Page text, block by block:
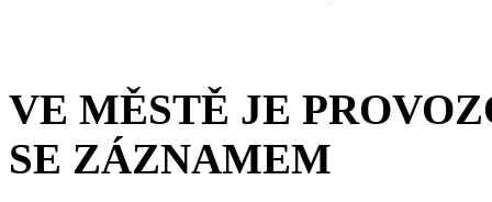
VE MĚSTĚ JE
SE ZÁZNAMEM